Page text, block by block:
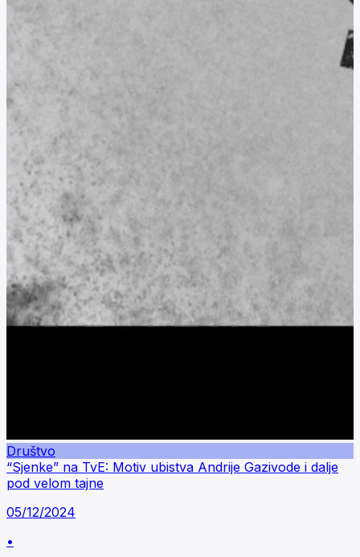
Društvo
“Sjenke” na TvE: Motiv ubistva Andrije Gazivode i dalje
pod velom tajne
05/12/2024
•